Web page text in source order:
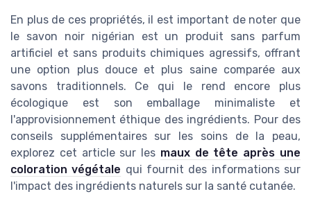
En plus de ces propriétés, il est important de noter que
le savon noir nigérian est un produit sans parfum
artificiel et sans produits chimiques agressifs, offrant
une option plus douce et plus saine comparée aux
savons traditionnels. Ce qui le rend encore plus
écologique est son emballage minimaliste et
l'approvisionnement éthique des ingrédients. Pour des
conseils supplémentaires sur les soins de la peau,
explorez cet article sur les maux de tête après une
coloration végétale qui fournit des informations sur
l'impact des ingrédients naturels sur la santé cutanée.